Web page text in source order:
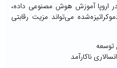
اروپا آموزش هوش مصنوعی داده،
می‌تواند مزیت رقابتی
ناکارآمد